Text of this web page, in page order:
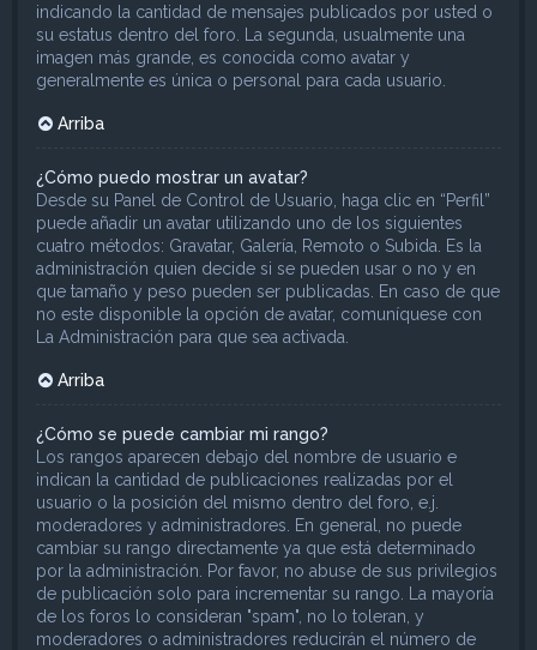
indicando la cantidad de mensajes publicados por usted o
su estatus dentro del foro. La segunda, usualmente una
imagen más grande, es conocida como avatar y
generalmente es única o personal para cada usuario.
Arriba
¿Cómo puedo mostrar un avatar?
Desde su Panel de Control de Usuario, haga clic en “Perfil”
puede añadir un avatar utilizando uno de los siguientes
cuatro métodos: Gravatar, Galería, Remoto o Subida. Es la
administración quien decide si se pueden usar o no y en
que tamaño y peso pueden ser publicadas. En caso de que
no este disponible la opción de avatar, comuníquese con
La Administración para que sea activada.
Arriba
¿Cómo se puede cambiar mi rango?
Los rangos aparecen debajo del nombre de usuario e
indican la cantidad de publicaciones realizadas por el
usuario o la posición del mismo dentro del foro, e.j.
moderadores y administradores. En general, no puede
cambiar su rango directamente ya que está determinado
por la administración. Por favor, no abuse de sus privilegios
de publicación solo para incrementar su rango. La mayoría
de los foros lo consideran "spam", no lo toleran, y
moderadores o administradores reducirán el número de